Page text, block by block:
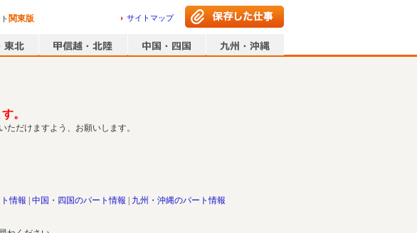
関東版 サイトマップ
。
だけますよう、お願いします。
情報 中国・四国のパート情報 九州・沖縄のパート情報